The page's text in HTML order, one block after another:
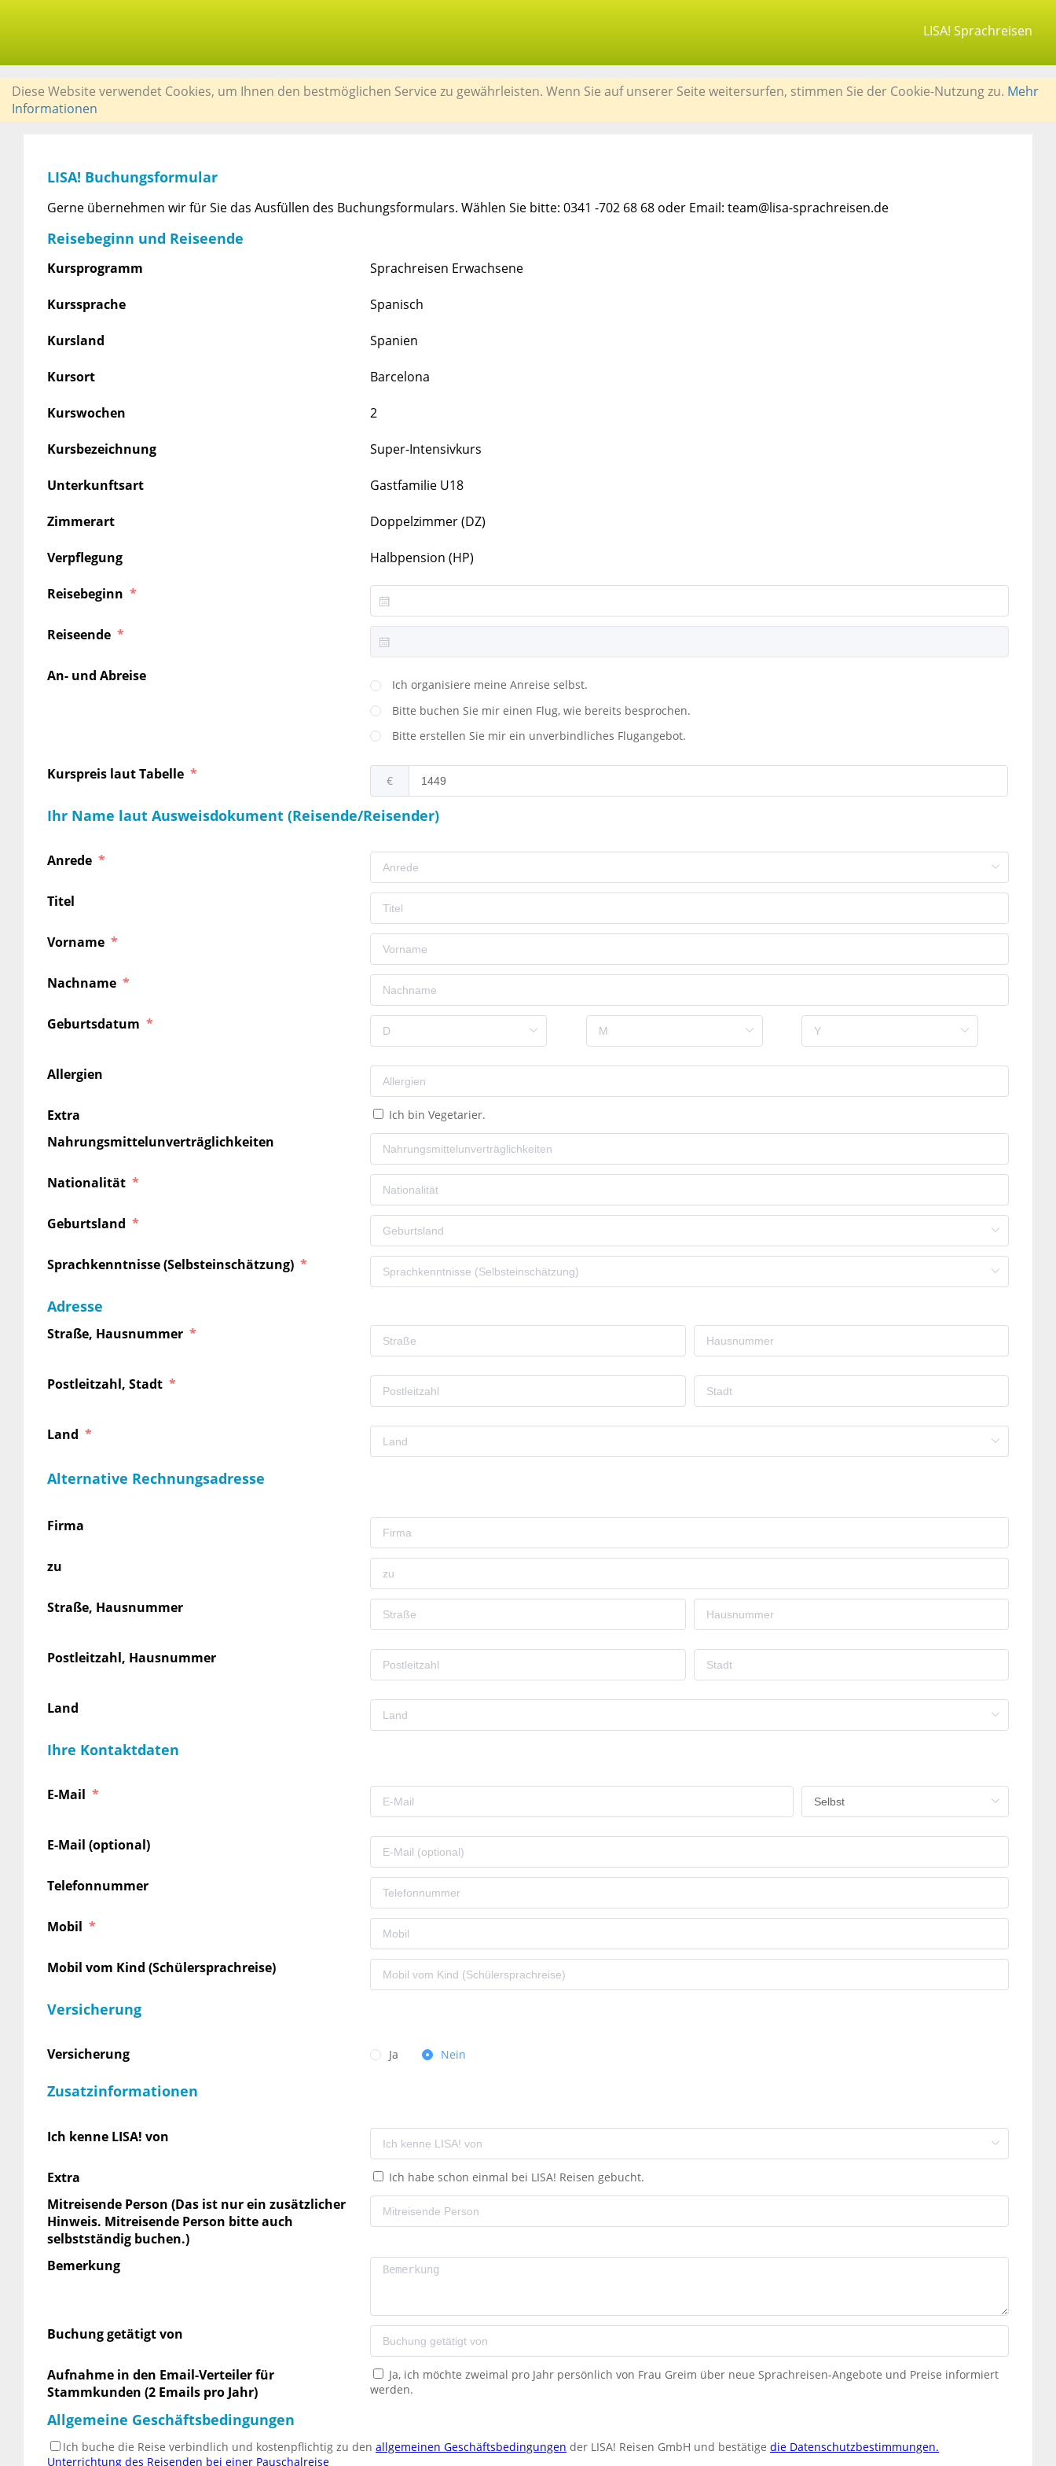
LISA! Sprachreisen
Diese Website verwendet Cookies, um Ihnen den bestmöglichen Service zu gewährleisten. Wenn Sie auf unserer Seite weitersurfen, stimmen Sie der Cookie-Nutzung zu. Mehr
Informationen
LISA! Buchungsformular
Gerne übernehmen wir für Sie das Ausfüllen des Buchungsformulars. Wählen Sie bitte: 0341 -702 68 68 oder Email: team@lisa-sprachreisen.de
Reisebeginn und Reiseende
Kursprogramm Sprachreisen Erwachsene
Kurssprache Spanisch
Kursland Spanien
Kursort Barcelona
Kurswochen 2
Kursbezeichnung Super-Intensivkurs
Unterkunftsart Gastfamilie U18
Zimmerart Doppelzimmer (DZ)
Verpflegung Halbpension (HP)
Reisebeginn
Reiseende
An- und Abreise
Ich organisiere meine Anreise selbst.
Bitte buchen Sie mir einen Flug, wie bereits besprochen.
Bitte erstellen Sie mir ein unverbindliches Flugangebot.
Kurspreis laut Tabelle €
Ihr Name laut Ausweisdokument (Reisende/Reisender)
Anrede
Titel
Vorname
Nachname
Geburtsdatum
Allergien
Extra Ich bin Vegetarier.
Nahrungsmittelunverträglichkeiten
Nationalität
Geburtsland
Sprachkenntnisse (Selbsteinschätzung)
Adresse
Straße, Hausnummer
Postleitzahl, Stadt
Land
Alternative Rechnungsadresse
Firma
zu
Straße, Hausnummer
Postleitzahl, Hausnummer
Land
Ihre Kontaktdaten
E-Mail
E-Mail (optional)
Telefonnummer
Mobil
Mobil vom Kind (Schülersprachreise)
Versicherung
Versicherung Ja Nein
Zusatzinformationen
Ich kenne LISA! von
Extra Ich habe schon einmal bei LISA! Reisen gebucht.
Mitreisende Person (Das ist nur ein zusätzlicher
Hinweis. Mitreisende Person bitte auch
selbstständig buchen.)
Bemerkung
Buchung getätigt von
Aufnahme in den Email-Verteiler für
Stammkunden (2 Emails pro Jahr)
Ja, ich möchte zweimal pro Jahr persönlich von Frau Greim über neue Sprachreisen-Angebote und Preise informiert
werden.
Allgemeine Geschäftsbedingungen
Ich buche die Reise verbindlich und kostenpflichtig zu den allgemeinen Geschäftsbedingungen der LISA! Reisen GmbH und bestätige die Datenschutzbestimmungen.
Unterrichtung des Reisenden bei einer Pauschalreise